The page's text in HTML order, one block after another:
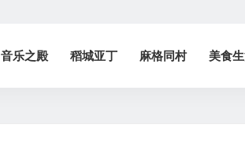
音乐之殿 稻城亚丁 麻格同村 美食